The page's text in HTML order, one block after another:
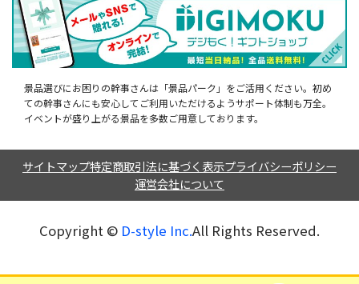
景品選びにお困りの幹事さんは「景品パーク」をご活用ください。初め
ての幹事さんにも安心してご利用いただけるようサポート体制も万全。
イベントが盛り上がる景品を多数ご用意しております。
サイトマップ特定商取引法に基づく表示プライバシーポリシー
運営会社について
Copyright ©︎ D-style Inc.All Rights Reserved.